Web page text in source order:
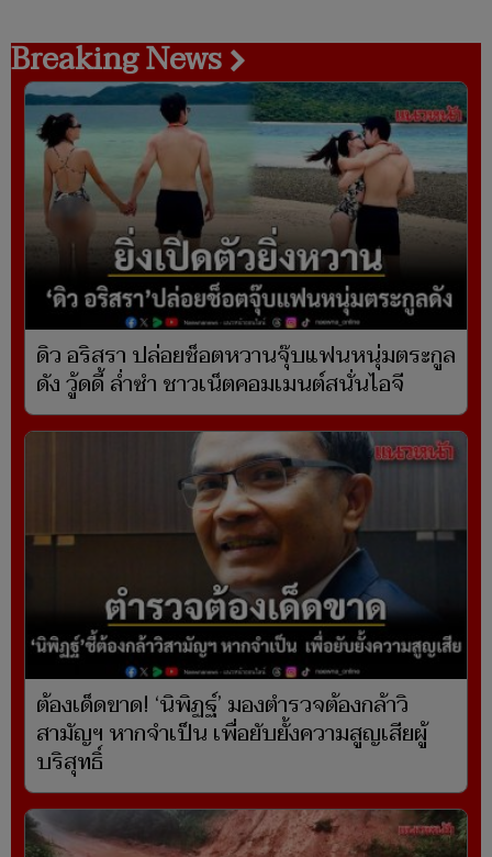
Breaking News
ดิว อริสรา ปล่อยช็อตหวานจุ๊บแฟนหนุ่มตระกูล
ดัง วู้ดดี้ ล่ำซำ ชาวเน็ตคอมเมนต์สนั่นไอจี
ต้องเด็ดขาด! ‘นิพิฏฐ์’ มองตำรวจต้องกล้าวิ
สามัญฯ หากจำเป็น เพื่อยับยั้งความสูญเสียผู้
บริสุทธิ์